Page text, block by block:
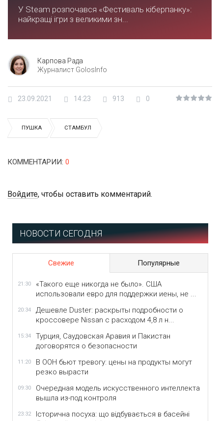
У Steam розпочався «Фестиваль кіберпанку»:
найкращі ігри з великими зн...
Карпова Рада
Журналист GolosInfo
23.09.2021 14:23 913 0
ПУШКА СТАМБУЛ
КОММЕНТАРИИ: 0
Войдите, чтобы оставить комментарий.
НОВОСТИ СЕГОДНЯ
Свежие Популярные
21:30
«Такого еще никогда не было». США
использовали евро для поддержки иены, не ...
20:34
Дешевле Duster: раскрыты подробности о
кроссовере Nissan с расходом 4,8 л н...
15:34
Турция, Саудовская Аравия и Пакистан
договорятся о безопасности
11:20
В ООН бьют тревогу: цены на продукты могут
резко вырасти
09:30
Очередная модель искусственного интеллекта
вышла из-под контроля
23:32
Історична посуха: що відбувається в басейні